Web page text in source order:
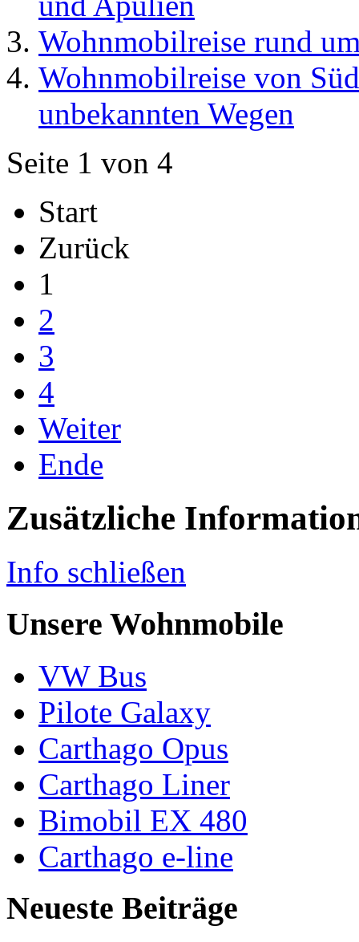
Wohnmobilreise rund
Wohnmobilreise von
unbekannten Wegen
Seite 1 von 4
Start
Zurück
1
2
3
4
Weiter
Ende
Zusätzliche
Info schließen
Unsere Wohnmobile
VW Bus
Pilote Galaxy
Carthago Opus
Carthago Liner
Bimobil EX 480
Carthago e-line
Neueste Beiträge